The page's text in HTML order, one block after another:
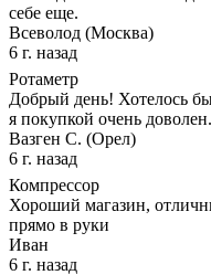
себе еще.
Всеволод (Москва)
6 г. назад
Ротаметр
Добрый день! Хотелось
я покупкой очень доволен.
Вазген С. (Орел)
6 г. назад
Компрессор
Хороший магазин,
прямо в руки
Иван
6 г. назад